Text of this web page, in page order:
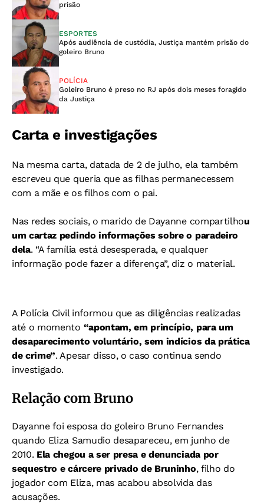
prisão
ESPORTES
Após audiência de custódia, Justiça mantém prisão do
goleiro Bruno
POLÍCIA
Goleiro Bruno é preso no RJ após dois meses foragido
da Justiça
Carta e investigações
Na mesma carta, datada de 2 de julho, ela também
escreveu que queria que as filhas permanecessem
com a mãe e os filhos com o pai.
Nas redes sociais, o marido de Dayanne compartilhou
um cartaz pedindo informações sobre o paradeiro
dela. “A família está desesperada, e qualquer
informação pode fazer a diferença”, diz o material.
A Polícia Civil informou que as diligências realizadas
até o momento “apontam, em princípio, para um
desaparecimento voluntário, sem indícios da prática
de crime”. Apesar disso, o caso continua sendo
investigado.
Relação com Bruno
Dayanne foi esposa do goleiro Bruno Fernandes
quando Eliza Samudio desapareceu, em junho de
2010. Ela chegou a ser presa e denunciada por
sequestro e cárcere privado de Bruninho, filho do
jogador com Eliza, mas acabou absolvida das
acusações.